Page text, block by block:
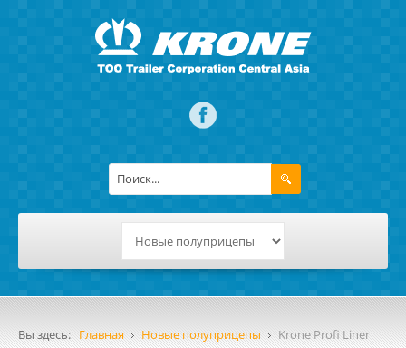
Вы здесь: Главная Новые полуприцепы Krone Profi Liner